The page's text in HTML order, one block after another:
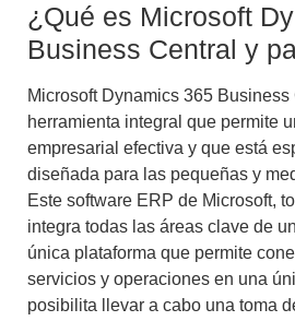
¿Qué es Microsoft
Business Central y
Microsoft Dynamics 365 Business
herramienta integral que permite
empresarial efectiva y que está
diseñada para las pequeñas y
Este software ERP de Microsoft,
integra todas las áreas clave de
única plataforma que permite
servicios y operaciones en una
posibilita llevar a cabo una toma